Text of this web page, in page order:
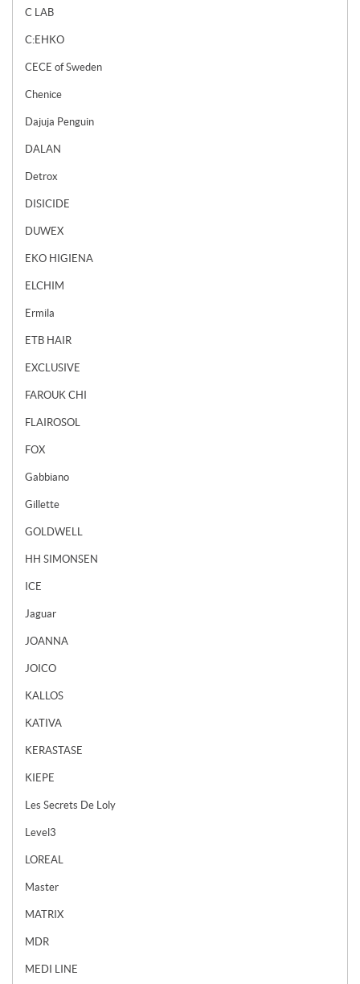
C LAB
C:EHKO
CECE of Sweden
Chenice
Dajuja Penguin
DALAN
Detrox
DISICIDE
DUWEX
EKO HIGIENA
ELCHIM
Ermila
ETB HAIR
EXCLUSIVE
FAROUK CHI
FLAIROSOL
FOX
Gabbiano
Gillette
GOLDWELL
HH SIMONSEN
ICE
Jaguar
JOANNA
JOICO
KALLOS
KATIVA
KERASTASE
KIEPE
Les Secrets De Loly
Level3
LOREAL
Master
MATRIX
MDR
MEDI LINE